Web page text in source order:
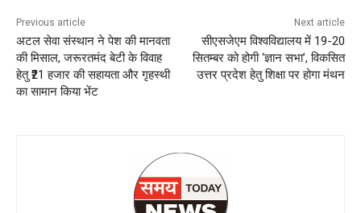
Previous article
अटल सेवा संस्थान ने पेश की मानवता
की मिसाल, जरूरतमंद बेटी के विवाह
हेतु ₹21 हजार की सहायता और गृहस्थी
का सामान किया भेंट
Next article
सीएसजेएम विश्वविद्यालय में 19-20
सितम्बर को होगी ‘ज्ञान सभा’, विकसित
उत्तर प्रदेश हेतु शिक्षा पर होगा मंथन